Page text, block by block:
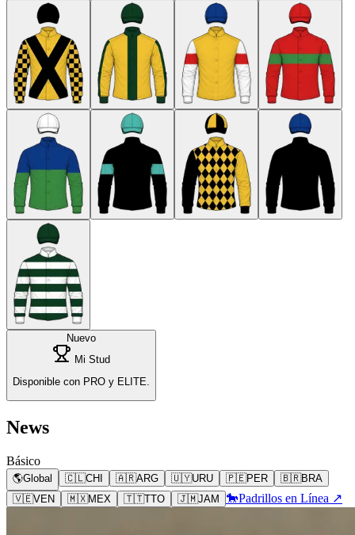
Nuevo
Mi Stud
Disponible con PRO y ELITE.
News
Básico
🌎Global 🇨🇱CHI 🇦🇷ARG 🇺🇾URU 🇵🇪PER 🇧🇷BRA
🇻🇪VEN 🇲🇽MEX 🇹🇹TTO 🇯🇲JAM 🐎Padrillos en Línea ↗